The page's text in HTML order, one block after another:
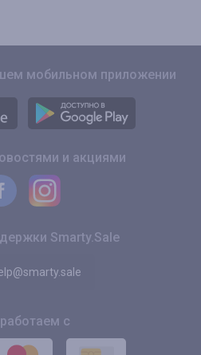
мобильном приложении
и акциями
Smarty.Sale
с